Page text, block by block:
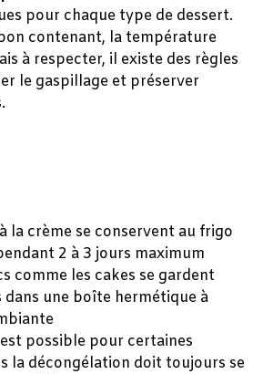
pour chaque type de dessert.
contenant, la température
à respecter, il existe des règles
le gaspillage et préserver
la crème se conservent au frigo
2 à 3 jours maximum
comme les cakes se gardent
dans une boîte hermétique à
possible pour certaines
la décongélation doit toujours se